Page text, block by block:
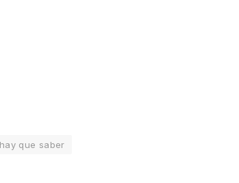
que saber